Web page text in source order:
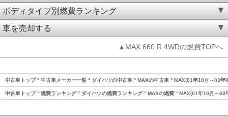
ボディタイプ別燃費ランキング
車を売却する
▲MAX 660 R 4WDの燃費TOPへ
中古車トップ 中古車メーカー一覧 ダイハツの中古車 MAXの中古車 MAX(01年10月～03年
中古車トップ 燃費ランキング ダイハツの燃費ランキング MAXの燃費 MAX(01年10月～03